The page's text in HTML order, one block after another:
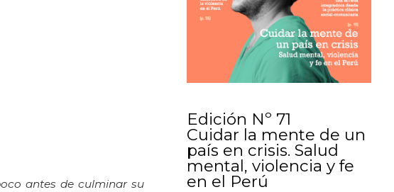
antes de culminar su
Edición Nº 71
Cuidar la mente de un
país en crisis. Salud
mental, violencia y fe
en el Perú